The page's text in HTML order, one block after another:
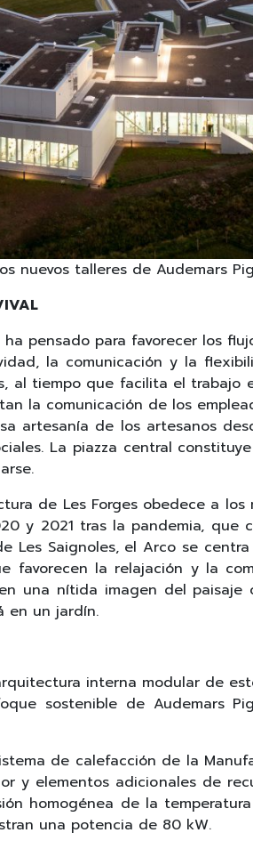
nuevos talleres de Audemars
pensado para favorecer los
la comunicación y la
al tiempo que facilita el
la comunicación de los
artesanía de los artesanos
La piazza central
de Les Forges obedece a
y 2021 tras la pandemia,
Les Saignoles, el Arco se
favorecen la relajación y la
una nítida imagen del
en un jardín.
interna modular de
sostenible de Audemars
de calefacción de la
y elementos adicionales de
homogénea de la
una potencia de 80 kW.